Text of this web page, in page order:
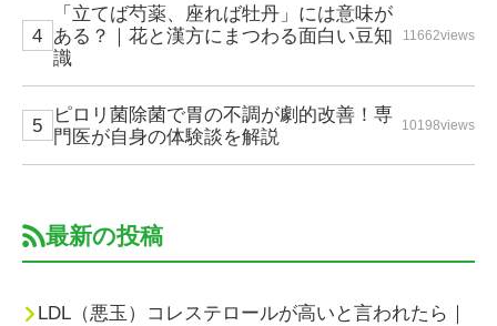
「立てば芍薬、座れば牡丹」には意味が
ある？｜花と漢方にまつわる面白い豆知
識
11662views
ピロリ菌除菌で胃の不調が劇的改善！専
門医が自身の体験談を解説
10198views
最新の投稿
LDL（悪玉）コレステロールが高いと言われたら｜